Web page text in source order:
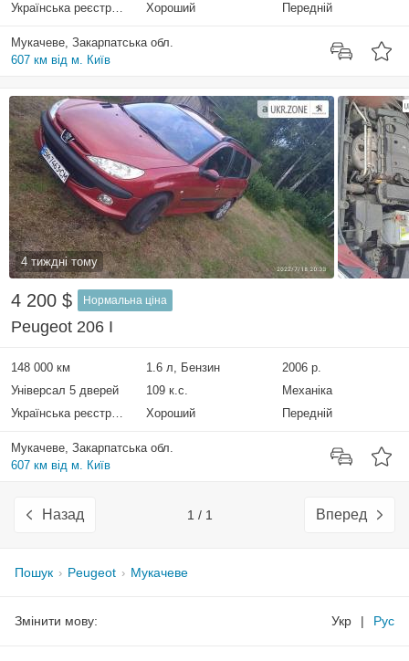
Українська реєстрація
Хороший Передній
Мукачеве, Закарпатська обл.
607 км від м. Київ
4 тиждні тому
4 200 $ Нормальна ціна
Peugeot 206 I
148 000 км 1.6 л, Бензин
2006 р.
Універсал 5 дверей
109 к.с.
Механіка
Українська реєстрація
Хороший Передній
Мукачеве, Закарпатська обл.
607 км від м. Київ
Назад 1 / 1 Вперед
Пошук Peugeot Мукачеве
Змінити мову: Укр | Рус